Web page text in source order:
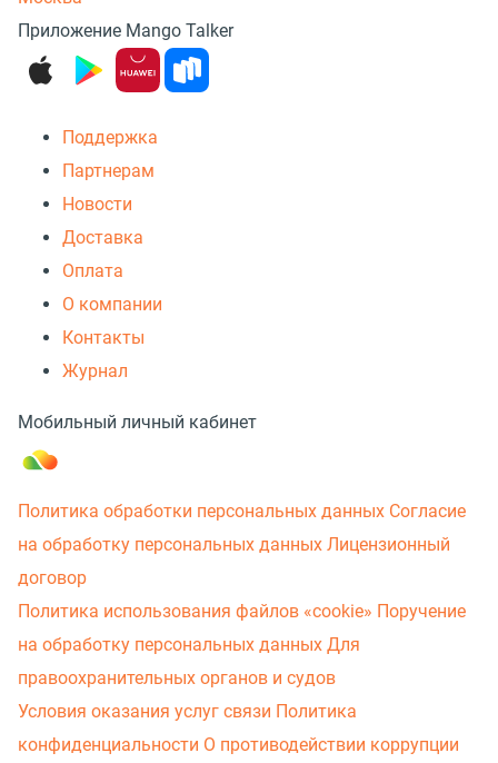
Приложение Mango Talker
Поддержка
Партнерам
Новости
Доставка
Оплата
О компании
Контакты
Журнал
Мобильный личный кабинет
Политика обработки персональных данных Согласие
на обработку персональных данных Лицензионный
договор
Политика использования файлов «cookie» Поручение
на обработку персональных данных Для
правоохранительных органов и судов
Условия оказания услуг связи Политика
конфиденциальности О противодействии коррупции